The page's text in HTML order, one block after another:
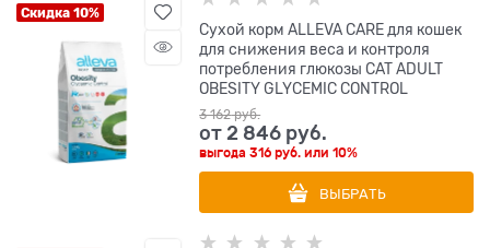
Скидка 10%
Сухой корм ALLEVA CARE для кошек
для снижения веса и контроля
потребления глюкозы CAT ADULT
OBESITY GLYCEMIC CONTROL
3 162 руб.
от2 846 руб.
выгода316 руб. или10%
ВЫБРАТЬ